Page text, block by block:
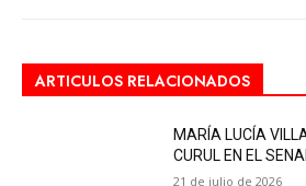
ARTICULOS RELACIONADOS
MARÍA LUCÍA
CURUL EN EL
21 de julio de 2026